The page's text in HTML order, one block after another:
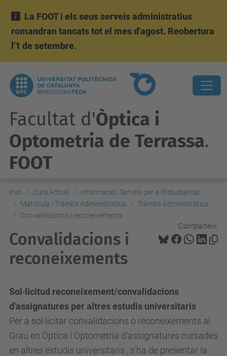
La FOOT i els seus serveis administratius
romandran tancats tot el mes d'agost. Reobertura
l'1 de setembre.
Facultat d'Òptica i
Optometria de Terrassa.
FOOT
Inici Curs Actual
Informació i Serveis per a l'Estudiantat
Matrícula i Tràmits Administratius
Tràmits Administratius
Convalidacions i reconeixements
Comparteix:
Convalidacions i
reconeixements
Sol·licitud reconeixement/convalidacions
d'assignatures per altres estudis universitaris
Per a sol·licitar convalidacions o reconeixements al
Grau en Òptica i Optometria d'assignatures cursades
en altres estudis universitaris , s'ha de presentar la